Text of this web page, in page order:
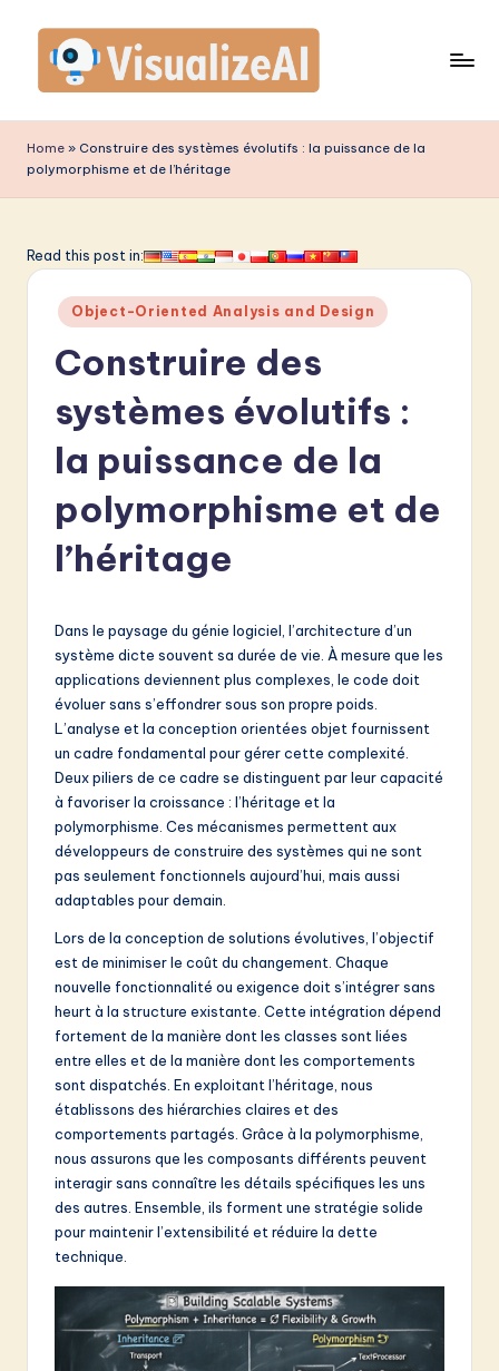
content
is
u
li
A
L
A
&
S
o
w
Home » Construire des systèmes évolutifs : la puissance de la
polymorphisme et de l’héritage
Read this post in:
Posted
in
Object-Oriented Analysis and Design
Construire des
systèmes évolutifs :
la puissance de la
polymorphisme et de
l’héritage
Dans le paysage du génie logiciel, l’architecture d’un
système dicte souvent sa durée de vie. À mesure que les
applications deviennent plus complexes, le code doit
évoluer sans s’effondrer sous son propre poids.
L’analyse et la conception orientées objet fournissent
un cadre fondamental pour gérer cette complexité.
Deux piliers de ce cadre se distinguent par leur capacité
à favoriser la croissance : l’héritage et la
polymorphisme. Ces mécanismes permettent aux
développeurs de construire des systèmes qui ne sont
pas seulement fonctionnels aujourd’hui, mais aussi
adaptables pour demain.
Lors de la conception de solutions évolutives, l’objectif
est de minimiser le coût du changement. Chaque
nouvelle fonctionnalité ou exigence doit s’intégrer sans
heurt à la structure existante. Cette intégration dépend
fortement de la manière dont les classes sont liées
entre elles et de la manière dont les comportements
sont dispatchés. En exploitant l’héritage, nous
établissons des hiérarchies claires et des
comportements partagés. Grâce à la polymorphisme,
nous assurons que les composants différents peuvent
interagir sans connaître les détails spécifiques les uns
des autres. Ensemble, ils forment une stratégie solide
pour maintenir l’extensibilité et réduire la dette
technique.